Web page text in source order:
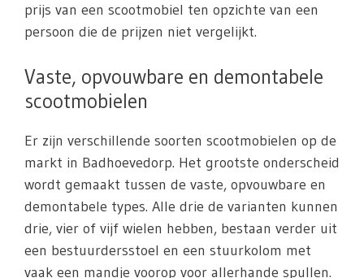
prijs van een scootmobiel ten opzichte van een
persoon die de prijzen niet vergelijkt.
Vaste, opvouwbare en demontabele
scootmobielen
Er zijn verschillende soorten scootmobielen op de
markt in Badhoevedorp. Het grootste onderscheid
wordt gemaakt tussen de vaste, opvouwbare en
demontabele types. Alle drie de varianten kunnen
drie, vier of vijf wielen hebben, bestaan verder uit
een bestuurdersstoel en een stuurkolom met
vaak een mandje voorop voor allerhande spullen.